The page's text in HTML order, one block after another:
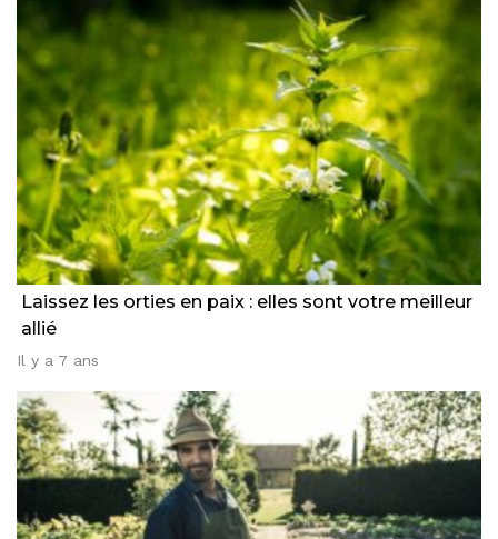
Laissez les orties en paix : elles sont votre meilleur
allié
Il y a 7 ans